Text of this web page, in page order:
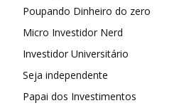
Poupando Dinheiro do zero
Micro Investidor Nerd
Investidor Universitário
Seja independente
Papai dos Investimentos